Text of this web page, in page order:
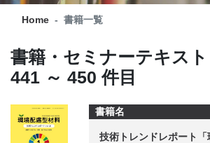
Q&A
SITE MAP
Home 書籍一覧
書籍・セミナーテキスト
441 ～ 450 件目
書籍名
技術トレンドレポート「